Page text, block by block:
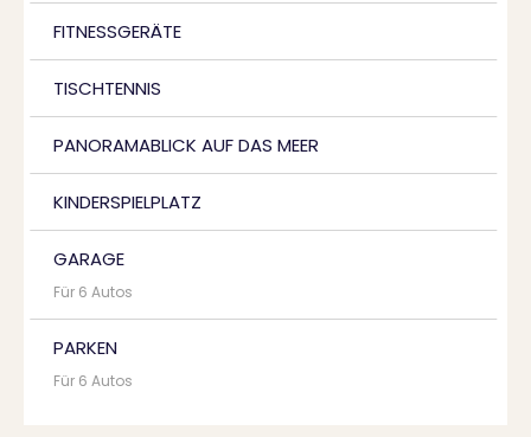
FITNESSGERÄTE
TISCHTENNIS
PANORAMABLICK AUF DAS MEER
KINDERSPIELPLATZ
GARAGE
Für 6 Autos
PARKEN
Für 6 Autos